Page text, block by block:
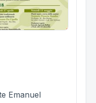
Emanuel